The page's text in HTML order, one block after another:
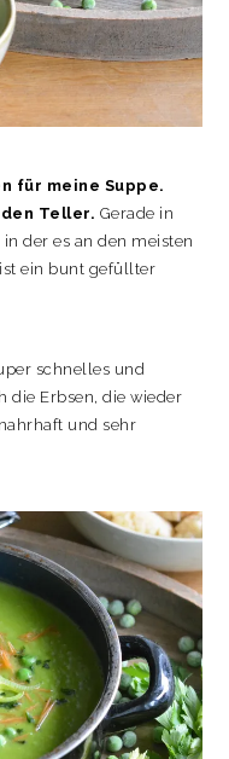
für meine Suppe.
Teller. Gerade in
der es an den meisten
ein bunt gefüllter
schnelles und
die Erbsen, die wieder
und sehr